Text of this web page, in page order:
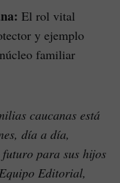
El rol vital
y ejemplo
familiar
caucanas está
día a día,
para sus hijos
Editorial,